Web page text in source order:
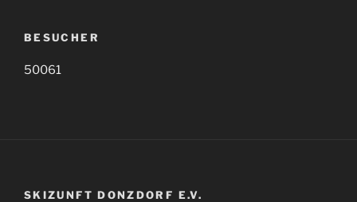
BESUCHER
50061
SKIZUNFT DONZDORF E.V.